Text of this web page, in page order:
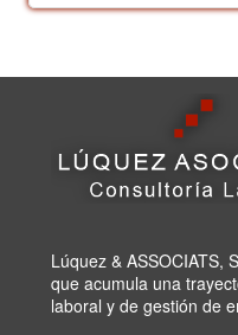
Lúquez & ASSOCIATS,
que acumula una
laboral y de gestión de